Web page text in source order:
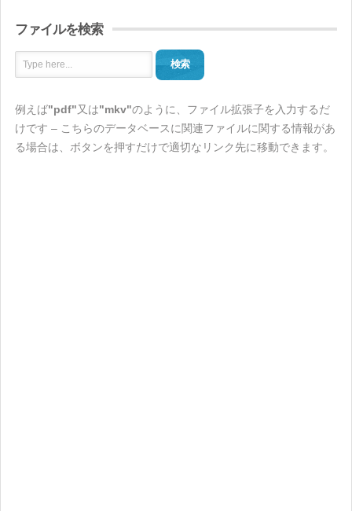
ファイルを検索
検索
例えば"pdf"又は"mkv"のように、ファイル拡張子を入力するだ
けです – こちらのデータベースに関連ファイルに関する情報があ
る場合は、ボタンを押すだけで適切なリンク先に移動できます。